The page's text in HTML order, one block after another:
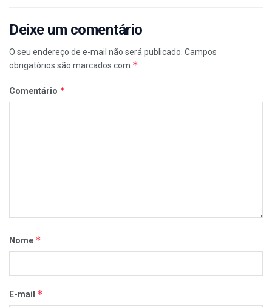
Deixe um comentário
O seu endereço de e-mail não será publicado. Campos
obrigatórios são marcados com *
Comentário *
Nome *
E-mail *